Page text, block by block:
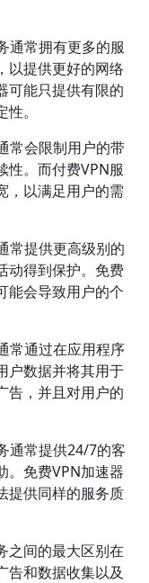
通常拥有更多的服
以提供更好的网络
可能只提供有限的
。
常会限制用户的带
性。而付费VPN服
，以满足用户的需
常提供更高级别的
动得到保护。免费
能会导致用户的个
常通过在应用程序
户数据并将其用于
告，并且对用户的
通常提供24/7的客
。免费VPN加速器
提供同样的服务质
之间的最大区别在
告和数据收集以及